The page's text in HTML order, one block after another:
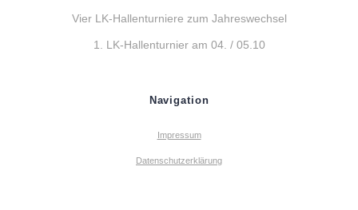
Vier LK-Hallenturniere zum Jahreswechsel
1. LK-Hallenturnier am 04. / 05.10
Navigation
Impressum
Datenschutzerklärung